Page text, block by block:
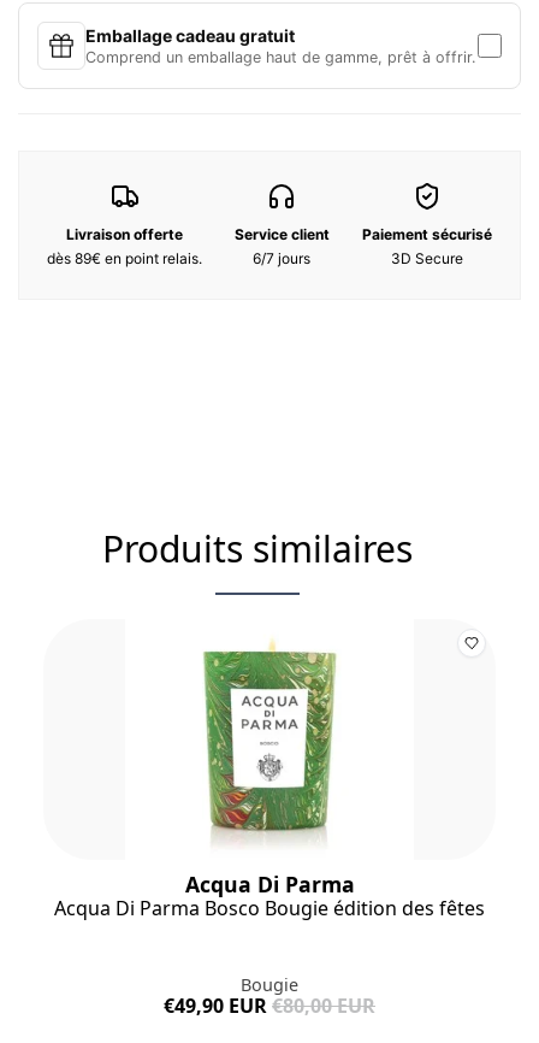
200G Code EAN :8028713821592
Emballage cadeau gratuit
Comprend un emballage haut de gamme, prêt à offrir.
Livraison offerte
dès 89€ en point relais.
Service client
6/7 jours
Paiement sécurisé
3D Secure
Produits similaires
Acqua Di Parma
Acqua Di Parma Bosco Bougie édition des fêtes
Bougie
€49,90 EUR€80,00 EUR